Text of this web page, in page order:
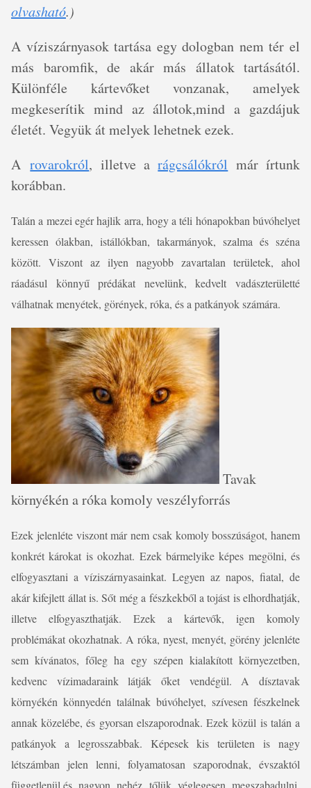
olvasható.)
A víziszárnyasok tartása egy dologban nem tér el
más baromfik, de akár más állatok tartásától.
Különféle kártevőket vonzanak, amelyek
megkeserítik mind az állotok,mind a gazdájuk
életét. Vegyük át melyek lehetnek ezek.
Arovarokról, illetve arágcsálókról már írtunk
korábban.
Talán a mezei egér hajlik arra, hogy a téli hónapokban búvóhelyet
keressen ólakban, istállókban, takarmányok, szalma és széna
között. Viszont az ilyen nagyobb zavartalan területek, ahol
ráadásul könnyű prédákat nevelünk, kedvelt vadászterületté
válhatnak menyétek, görények, róka, és a patkányok számára.
Tavak
környékén a róka komoly veszélyforrás
Ezek jelenléte viszont már nem csak komoly bosszúságot, hanem
konkrét károkat is okozhat. Ezek bármelyike képes megölni, és
elfogyasztani a víziszárnyasainkat. Legyen az napos, fiatal, de
akár kifejlett állat is. Sőt még a fészkekből a tojást is elhordhatják,
illetve elfogyaszthatják. Ezek a kártevők, igen komoly
problémákat okozhatnak. A róka, nyest, menyét, görény jelenléte
sem kívánatos, főleg ha egy szépen kialakított környezetben,
kedvenc vízimadaraink látják őket vendégül. A dísztavak
környékén könnyedén találnak búvóhelyet, szívesen fészkelnek
annak közelébe, és gyorsan elszaporodnak. Ezek közül is talán a
patkányok a legrosszabbak. Képesek kis területen is nagy
létszámban jelen lenni, folyamatosan szaporodnak, évszaktól